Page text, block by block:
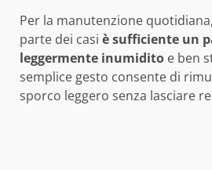
Per la manutenzione
parte dei casi è sufficiente un
leggermente inumidito e ben
semplice gesto consente di
sporco leggero senza lasciare